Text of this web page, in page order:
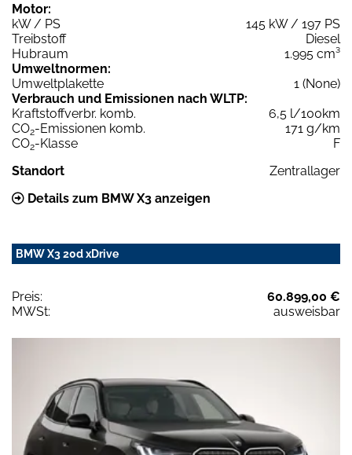
Motor:
kW / PS
145 kW / 197 PS
Treibstoff
Diesel
Hubraum
1.995 cm³
Umweltnormen:
Umweltplakette
1 (None)
Verbrauch und Emissionen nach WLTP:
Kraftstoffverbr. komb.
6,5 l/100km
CO2-Emissionen komb.
171 g/km
CO2-Klasse
F
Standort
Zentrallager
Details zum BMW X3 anzeigen
BMW X3 20d xDrive
Preis:
60.899,00 €
MWSt:
ausweisbar